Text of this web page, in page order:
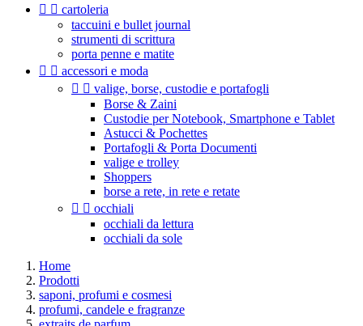
  cartoleria
taccuini e bullet journal
strumenti di scrittura
porta penne e matite
  accessori e moda
  valige, borse, custodie e portafogli
Borse & Zaini
Custodie per Notebook, Smartphone e Tablet
Astucci & Pochettes
Portafogli & Porta Documenti
valige e trolley
Shoppers
borse a rete, in rete e retate
  occhiali
occhiali da lettura
occhiali da sole
Home
Prodotti
saponi, profumi e cosmesi
profumi, candele e fragranze